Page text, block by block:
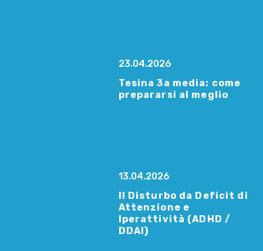
23.04.2026
Tesina 3a media: come
prepararsi al meglio
13.04.2026
Il Disturbo da Deficit di
Attenzione e
Iperattività (ADHD /
DDAI)